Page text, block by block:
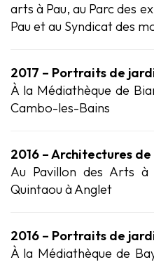
arts à Pau, au Parc des
Pau et au Syndicat des
2017 – Portraits de
À la Médiathèque de
Cambo-les-Bains
2016 – Architectures
Au Pavillon des Arts
Quintaou à Anglet
2016 – Portraits de
À la Médiathèque de